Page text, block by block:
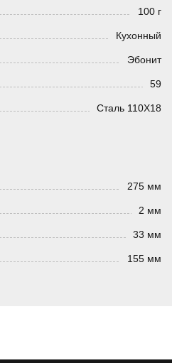
100 г
Кухонный
Эбонит
59
Сталь 110Х18
275 мм
2 мм
33 мм
155 мм